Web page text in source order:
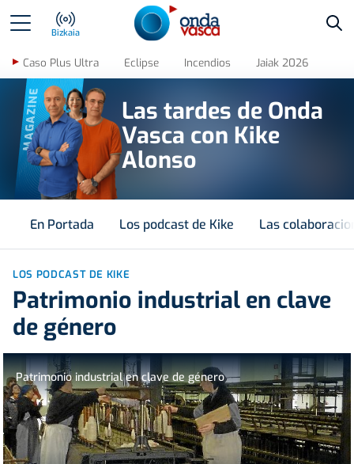
Bizkaia
Caso Plus Ultra Eclipse Incendios Jaiak 2026
MAGAZINE
Las tardes de Onda
Vasca con Kike
Alonso
En Portada Los podcast de Kike Las
LOS PODCAST DE KIKE
Patrimonio industrial en clave
de género
Patrimonio industrial en clave de género